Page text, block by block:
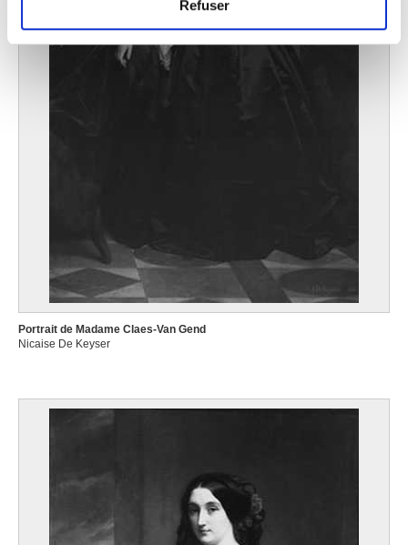
partageons également des informations sur l'utilisation de
notre site avec nos partenaires de médias sociaux, de
Refuser
Portrait de Madame Claes-Van Gend
Nicaise De Keyser